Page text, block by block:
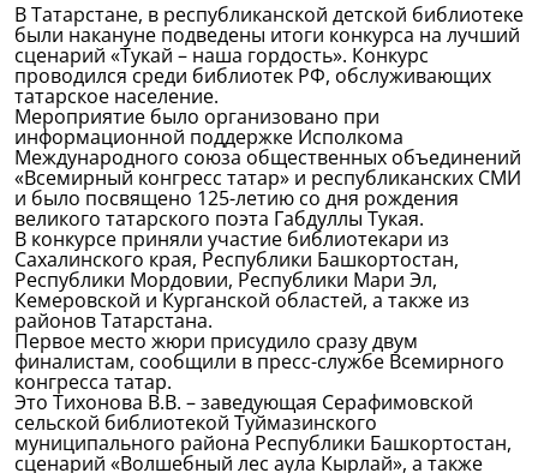
В Татарстане, в республиканской детской библиотеке
были накануне подведены итоги конкурса на лучший
сценарий «Тукай – наша гордость». Конкурс
проводился среди библиотек РФ, обслуживающих
татарское население.
Мероприятие было организовано при
информационной поддержке Исполкома
Международного союза общественных объединений
«Всемирный конгресс татар» и республиканских СМИ
и было посвящено 125-летию со дня рождения
великого татарского поэта Габдуллы Тукая.
В конкурсе приняли участие библиотекари из
Сахалинского края, Республики Башкортостан,
Республики Мордовии, Республики Мари Эл,
Кемеровской и Курганской областей, а также из
районов Татарстана.
Первое место жюри присудило сразу двум
финалистам, сообщили в пресс-службе Всемирного
конгресса татар.
Это Тихонова В.В. – заведующая Серафимовской
сельской библиотекой Туймазинского
муниципального района Республики Башкортостан,
сценарий «Волшебный лес аула Кырлай», а также